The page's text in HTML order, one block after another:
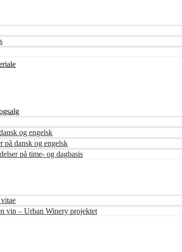
og engelsk
på dansk og engelsk
på time- og dagbasis
vin – Urban Winery projektet